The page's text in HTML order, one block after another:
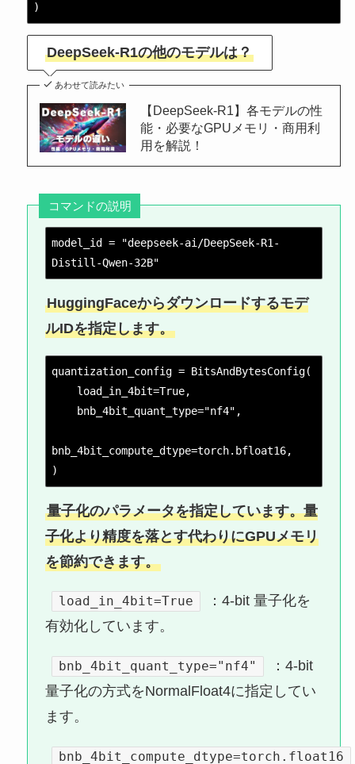
)
DeepSeek-R1の他のモデルは？
あわせて読みたい
【DeepSeek-R1】各モデルの性
能・必要なGPUメモリ・商用利
用を解説！
コマンドの説明
model_id = "deepseek-ai/DeepSeek-R1-
Distill-Qwen-32B"
HuggingFaceからダウンロードするモデ
ルIDを指定します。
quantization_config = BitsAndBytesConfig(
    load_in_4bit=True,
    bnb_4bit_quant_type="nf4",
bnb_4bit_compute_dtype=torch.bfloat16,
)
量子化のパラメータを指定しています。量
子化より精度を落とす代わりにGPUメモリ
を節約できます。
load_in_4bit=True
：4-bit 量子化を
有効化しています。
bnb_4bit_quant_type="nf4"
：4-bit
量子化の方式をNormalFloat4に指定してい
ます。
bnb_4bit_compute_dtype=torch.float16